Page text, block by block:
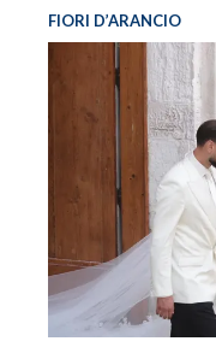
FIORI D’ARANCIO